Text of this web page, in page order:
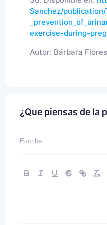
Sanchez/
exercise-during-
Autor: Bárbara Flores
¿Que piensas de la